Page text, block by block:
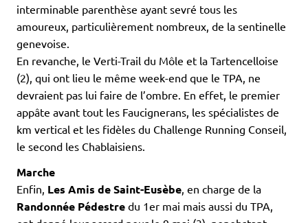
interminable parenthèse ayant sevré tous les
amoureux, particulièrement nombreux, de la sentinelle
genevoise.
En revanche, le Verti-Trail du Môle et la Tartencelloise
(2), qui ont lieu le même week-end que le TPA, ne
devraient pas lui faire de l’ombre. En effet, le premier
appâte avant tout les Faucignerans, les spécialistes de
km vertical et les fidèles du Challenge Running Conseil,
le second les Chablaisiens.
Marche
Enfin, Les Amis de Saint-Eusèbe, en charge de la
Randonnée Pédestre du 1er mai mais aussi du TPA,